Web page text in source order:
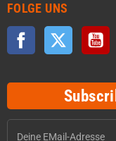
FOLGE UNS
Facebook Twitter